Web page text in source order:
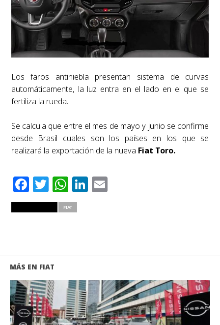
Los faros antiniebla presentan sistema de curvas
automáticamente, la luz entra en el lado en el que se
fertiliza la rueda.
Se calcula que entre el mes de mayo y junio se confirme
desde Brasil cuales son los países en los que se
realizará la exportación de la nueva Fiat Toro.
Facebook
Twitter
WhatsApp
LinkedIn
Email
FIAT
MÁS EN FIAT